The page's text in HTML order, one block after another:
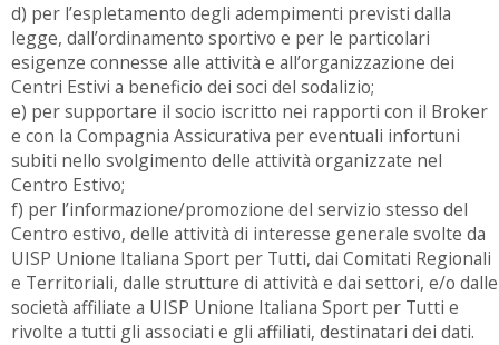
d) per l’espletamento degli adempimenti previsti dalla
legge, dall’ordinamento sportivo e per le particolari
esigenze connesse alle attività e all’organizzazione dei
Centri Estivi a beneficio dei soci del sodalizio;
e) per supportare il socio iscritto nei rapporti con il Broker
e con la Compagnia Assicurativa per eventuali infortuni
subiti nello svolgimento delle attività organizzate nel
Centro Estivo;
f) per l’informazione/promozione del servizio stesso del
Centro estivo, delle attività di interesse generale svolte da
UISP Unione Italiana Sport per Tutti, dai Comitati Regionali
e Territoriali, dalle strutture di attività e dai settori, e/o dalle
società affiliate a UISP Unione Italiana Sport per Tutti e
rivolte a tutti gli associati e gli affiliati, destinatari dei dati.